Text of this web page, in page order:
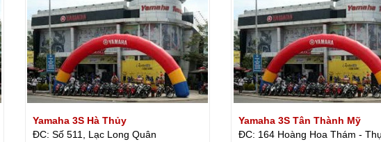
Yamaha 3S Hà Thủy
ĐC: Số 511, Lạc Long Quân
Yamaha 3S Tân Thành Mỹ
ĐC: 164 Hoàng Hoa Thám -